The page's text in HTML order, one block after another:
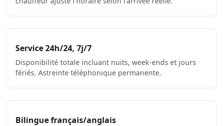
Service 24h/24, 7j/7
Disponibilité totale incluant nuits, week-ends et jours
fériés. Astreinte téléphonique permanente.
Bilingue français/anglais